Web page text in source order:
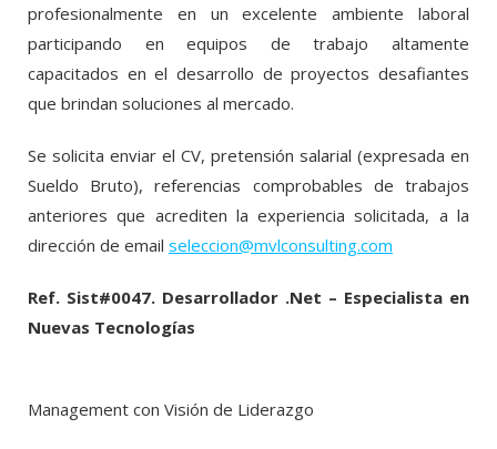
profesionalmente en un excelente ambiente laboral
participando en equipos de trabajo altamente
capacitados en el desarrollo de proyectos desafiantes
que brindan soluciones al mercado.
Se solicita enviar el CV, pretensión salarial (expresada en
Sueldo Bruto), referencias comprobables de trabajos
anteriores que acrediten la experiencia solicitada, a la
dirección de email seleccion@mvlconsulting.com
Ref. Sist#0047. Desarrollador .Net – Especialista en
Nuevas Tecnologías
Management con Visión de Liderazgo